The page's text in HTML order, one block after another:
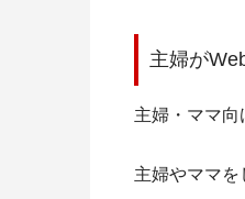
主婦が
主婦・ママ向
主婦やママを